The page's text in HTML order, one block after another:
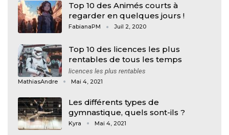
Top 10 des Animés courts à
regarder en quelques jours !
FabianaPM Juil 2, 2020
Top 10 des licences les plus
rentables de tous les temps
licences les plus rentables
MathiasAndre Mai 4, 2021
Les différents types de
gymnastique, quels sont-ils ?
Kyra Mai 4, 2021